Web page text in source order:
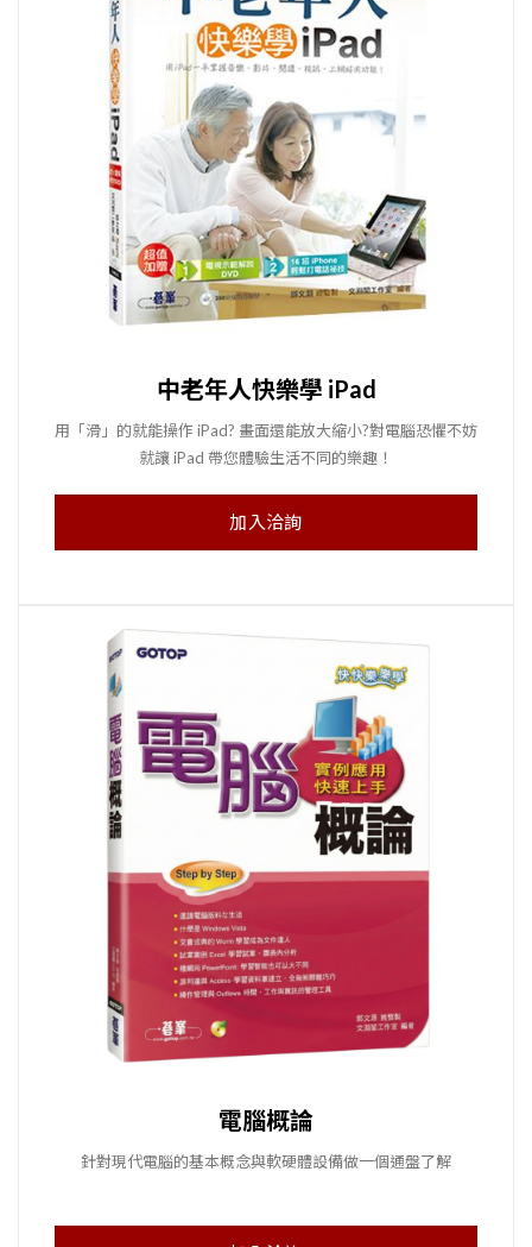
中老年人快樂學 iPad
用「滑」的就能操作 iPad? 畫面還能放大縮小?對電腦恐懼不妨
就讓 iPad 帶您體驗生活不同的樂趣！
加入洽詢
電腦概論
針對現代電腦的基本概念與軟硬體設備做一個通盤了解